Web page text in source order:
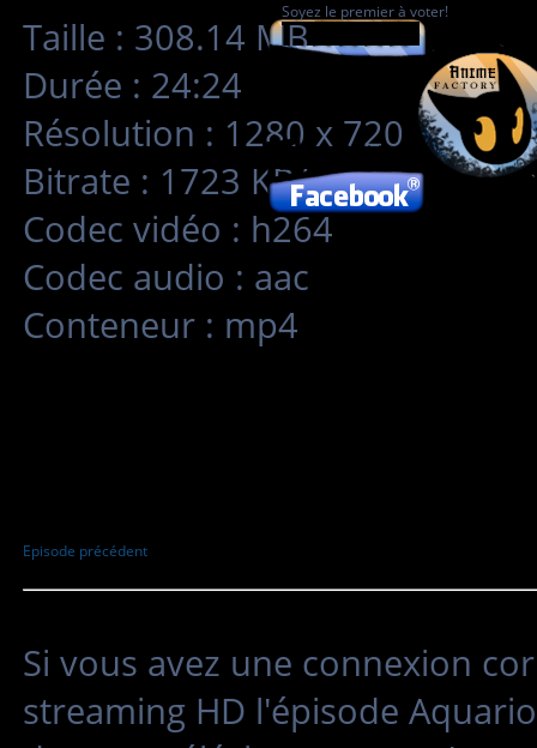
Taille : 308.14 MB
Durée : 24:24
Résolution : 1280 x 720
Bitrate : 1723 KB/s
Codec vidéo : h264
Codec audio : aac
Conteneur : mp4
Soyez le premier à voter!
Episode précédent
Si vous avez une connexion
streaming HD l'épisode